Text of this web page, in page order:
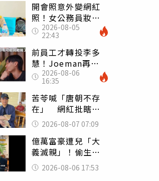
開會照意外變網紅
照！女公務員妝容
掀2千則留言 本人
怒嗆：化妝有錯嗎
2026-08-05
22:43
前員工才轉投李多
慧！Joeman再談
建文爆紅 認「很
清楚他的價值」
2026-08-06
16:35
苦苓喊「唐朝不存
在」 網紅批瞎編
歷史：李白、杜甫
用鮮卑文寫詩？
2026-08-07 07:09
億萬富豪遭兒「大
義滅親」！偷生子
怕曝光 竟盜鄰居
身份辦假證落戶
2026-08-06 17:53